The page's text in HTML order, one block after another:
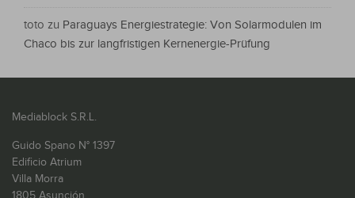
toto zu Paraguays Energiestrategie: Von Solarmodulen im
Chaco bis zur langfristigen Kernenergie-Prüfung
Mediablock S.R.L.
Guido Spano N° 1397
Edificio Atrium
Villa Morra